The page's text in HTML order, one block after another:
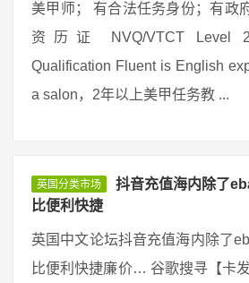
美甲师； 有合法任务身份；有政
资历证 NVQ/VTCT Level
Qualification Fluent is English
a salon，2年以上美甲任务教 ...
英国分类市场
抖音充值海内除了
比便利快捷
英国中文论坛抖音充值海内除了
比便利快捷廉价… 谷歌搜寻【卡